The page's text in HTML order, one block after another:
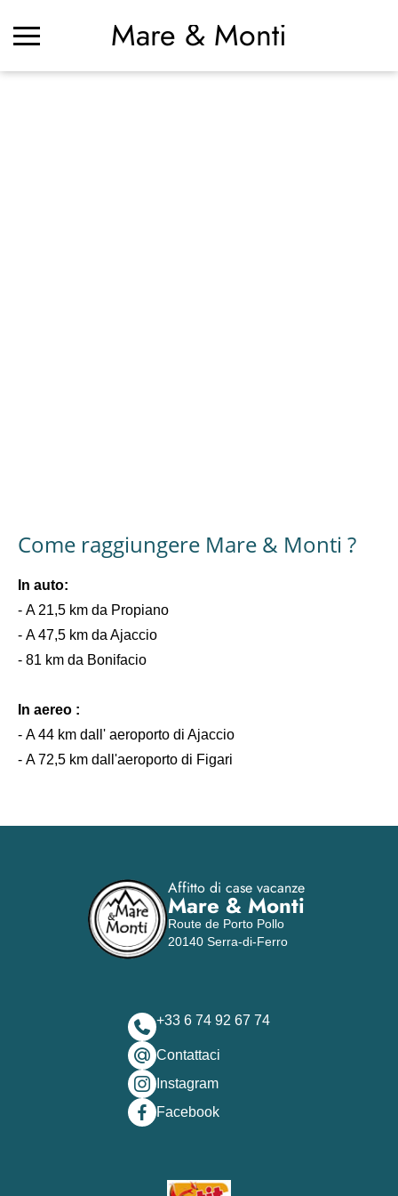
Mare & Monti
Come raggiungere Mare & Monti ?
In auto:
- A 21,5 km da Propiano
- A 47,5 km da Ajaccio
- 81 km da Bonifacio
In aereo :
- A 44 km dall' aeroporto di Ajaccio
- A 72,5 km dall'aeroporto di Figari
Affitto di case vacanze
Mare & Monti
Route de Porto Pollo
20140 Serra-di-Ferro
+33 6 74 92 67 74
Contattaci
Instagram
Facebook